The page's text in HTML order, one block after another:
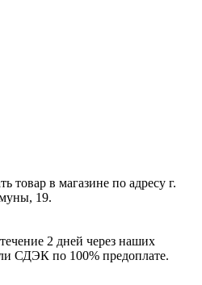
товар в магазине по адресу г.
19.
2 дней через наших
СДЭК по 100% предоплате.